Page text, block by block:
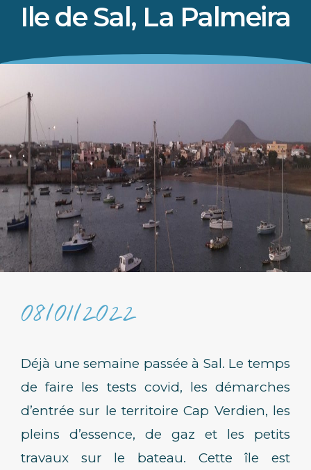
Ile de Sal, La Palmeira
08/01/2022
Déjà une semaine passée à Sal. Le temps
de faire les tests covid, les démarches
d’entrée sur le territoire Cap Verdien, les
pleins d’essence, de gaz et les petits
travaux sur le bateau. Cette île est